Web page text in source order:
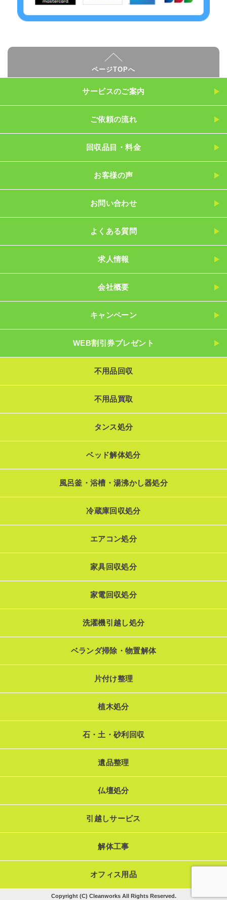
ページTOPへ
サービスのご案内
ご依頼の流れ
回収品目・料金
お客様の声
お問い合わせ
よくある質問
求人情報
会社概要
キャンペーン
WEB割引券プレゼント
不用品回収
不用品買取
タンス処分
ベッド解体処分
風呂釜・浴槽・湯沸かし器処分
冷蔵庫回収処分
エアコン処分
家具回収処分
家電回収処分
洗濯機引越し処分
ベランダ掃除・物置解体
片付け整理
植木処分
石・土・砂利回収
遺品整理
仏壇処分
引越しサービス
解体工事
オフィス用品
Copyright (C) Cleanworks All Rights Reserved.